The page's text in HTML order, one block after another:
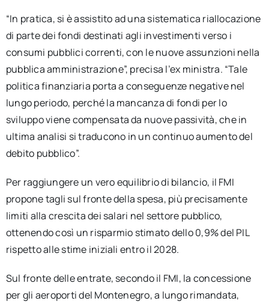
“In pratica, si è assistito ad una sistematica riallocazione
di parte dei fondi destinati agli investimenti verso i
consumi pubblici correnti, con le nuove assunzioni nella
pubblica amministrazione”, precisa l’ex ministra. “Tale
politica finanziaria porta a conseguenze negative nel
lungo periodo, perché la mancanza di fondi per lo
sviluppo viene compensata da nuove passività, che in
ultima analisi si traducono in un continuo aumento del
debito pubblico”.
Per raggiungere un vero equilibrio di bilancio, il FMI
propone tagli sul fronte della spesa, più precisamente
limiti alla crescita dei salari nel settore pubblico,
ottenendo così un risparmio stimato dello 0,9% del PIL
rispetto alle stime iniziali entro il 2028.
Sul fronte delle entrate, secondo il FMI, la concessione
per gli aeroporti del Montenegro, a lungo rimandata,